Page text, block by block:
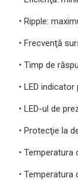
• Ripple:
• Frecvenţă
• Timp de
• LED
• LED-ul de
• Protecţie la
• Temperatura
• Temperatura